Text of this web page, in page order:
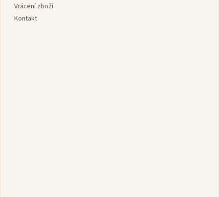
Vrácení zboží
Kontakt